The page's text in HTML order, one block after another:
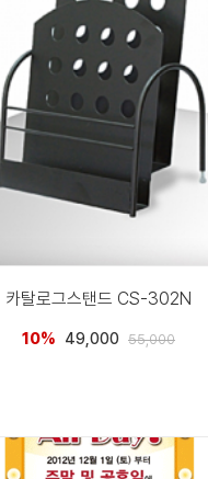
카탈로그스탠드 CS-302N
10% 49,000 55,000